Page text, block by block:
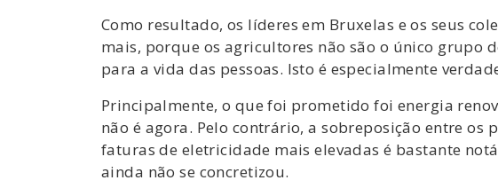
Como resultado, os líderes em Bruxelas e os seus
mais, porque os agricultores não são o único grupo
para a vida das pessoas. Isto é especialmente
Principalmente, o que foi prometido foi energia
não é agora. Pelo contrário, a sobreposição entre os
faturas de eletricidade mais elevadas é bastante
ainda não se concretizou.